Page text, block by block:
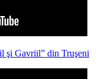
şi Gavriil” din Truşeni